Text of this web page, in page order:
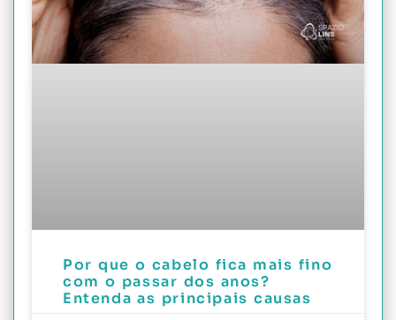
Por que o cabelo fica mais fino
com o passar dos anos?
Entenda as principais causas